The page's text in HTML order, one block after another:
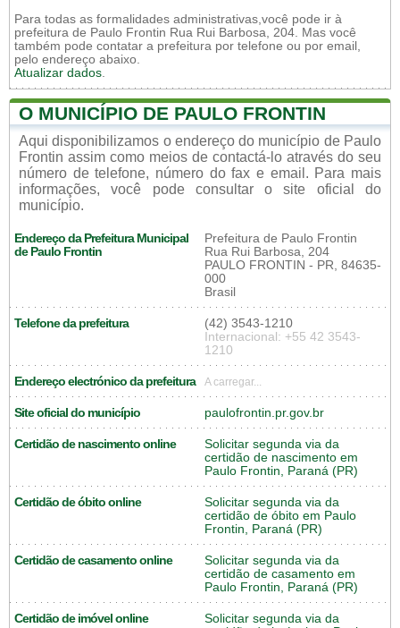
Para todas as formalidades administrativas,você pode ir à
prefeitura de Paulo Frontin Rua Rui Barbosa, 204. Mas você
também pode contatar a prefeitura por telefone ou por email,
pelo endereço abaixo.
Atualizar dados.
O MUNICÍPIO DE PAULO FRONTIN
Aqui disponibilizamos o endereço do município de Paulo
Frontin assim como meios de contactá-lo através do seu
número de telefone, número do fax e email. Para mais
informações, você pode consultar o site oficial do
município.
Endereço da Prefeitura Municipal
de Paulo Frontin
Prefeitura de Paulo Frontin
Rua Rui Barbosa, 204
PAULO FRONTIN - PR, 84635-
000
Brasil
Telefone da prefeitura
(42) 3543-1210
Internacional: +55 42 3543-
1210
Endereço electrónico da prefeitura A carregar...
Site oficial do município paulofrontin.pr.gov.br
Certidão de nascimento online
Solicitar segunda via da
certidão de nascimento em
Paulo Frontin, Paraná (PR)
Certidão de óbito online
Solicitar segunda via da
certidão de óbito em Paulo
Frontin, Paraná (PR)
Certidão de casamento online
Solicitar segunda via da
certidão de casamento em
Paulo Frontin, Paraná (PR)
Certidão de imóvel online
Solicitar segunda via da